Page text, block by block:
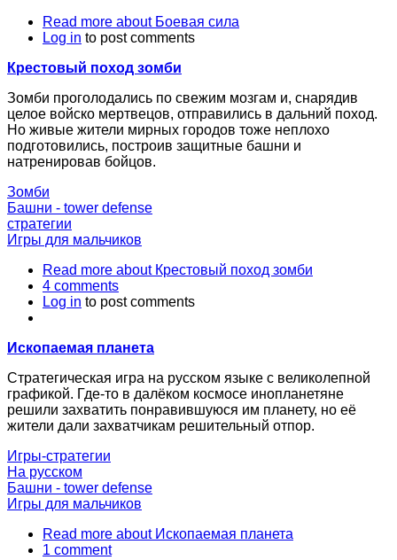
Read more about Боевая сила
Log in to post comments
Крестовый поход зомби
Зомби проголодались по свежим мозгам и, снарядив
целое войско мертвецов, отправились в дальний поход.
Но живые жители мирных городов тоже неплохо
подготовились, построив защитные башни и
натренировав бойцов.
Зомби
Башни - tower defense
стратегии
Игры для мальчиков
Read more about Крестовый поход зомби
4 comments
Log in to post comments
Ископаемая планета
Стратегическая игра на русском языке с великолепной
графикой. Где-то в далёком космосе инопланетяне
решили захватить понравившуюся им планету, но её
жители дали захватчикам решительный отпор.
Игры-стратегии
На русском
Башни - tower defense
Игры для мальчиков
Read more about Ископаемая планета
1 comment